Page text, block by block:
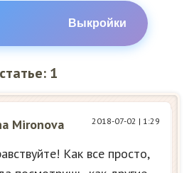
Выкройки
1
Mironova 2018-07-02 | 1:29
Как все просто,